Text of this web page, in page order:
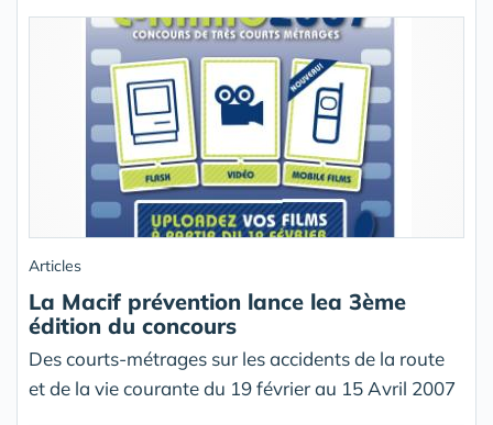
Articles
La Macif prévention lance lea 3ème
édition du concours
Des courts-métrages sur les accidents de la route
et de la vie courante du 19 février au 15 Avril 2007